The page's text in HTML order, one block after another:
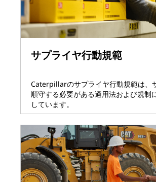
サプライヤ行動規範
Caterpillarのサプライヤ行動規範は、
順守する必要がある適用法および規制
しています。